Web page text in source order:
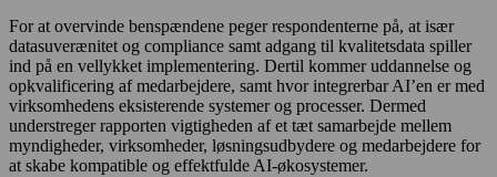
For at overvinde benspændene peger respondenterne på, at især
datasuverænitet og compliance samt adgang til kvalitetsdata spiller
ind på en vellykket implementering. Dertil kommer uddannelse og
opkvalificering af medarbejdere, samt hvor integrerbar AI’en er med
virksomhedens eksisterende systemer og processer. Dermed
understreger rapporten vigtigheden af et tæt samarbejde mellem
myndigheder, virksomheder, løsningsudbydere og medarbejdere for
at skabe kompatible og effektfulde AI-økosystemer.